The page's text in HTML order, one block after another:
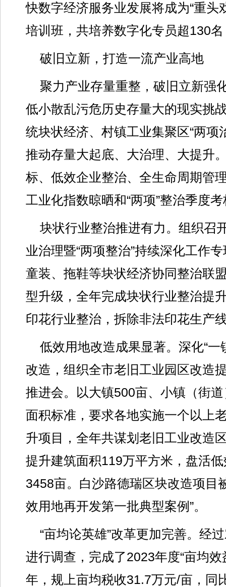
快数字经济服务业发展将成为“重头
培训班，共培养数字化专员超130
破旧立新，打造一流产业高地
聚力产业存量重整，破旧立新强
低小散乱污危历史存量大的现实挑
统块状经济、村镇工业集聚区“两项
推动存量大起底、大治理、大提升
标、低效企业整治、全生命周期管
工业化指数晾晒和“两项”整治季度
块状行业整治推进有力。组织召
业治理暨“两项整治”持续深化工作
童装、拖鞋等块状经济协同整治联
型升级，全年完成块状行业整治提
印花行业整治，拆除非法印花生产
低效用地改造成果显著。深化“一
改造，组织全市老旧工业园区改造
推进会。以大镇500亩、小镇（街
面积标准，要求各地实施一个以上
升项目，全年共谋划老旧工业改造
提升建筑面积119万平方米，盘活
3458亩。白沙路德瑞区块改造项目
效用地再开发第一批典型案例”。
“亩均论英雄”改革更加完善。经
进行调查，完成了2023年度“亩均效
年，规上亩均税收31.7万元/亩，同